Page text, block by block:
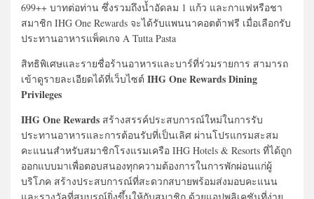
699++ บาทต่อท่าน ซึ่งรวมถึงน้ำอัดลม 1 แก้ว และกาแฟหรือชา
สมาชิก IHG One Rewards จะได้รับแพนนาคอตต้าฟรี เมื่อเลือกรับ
ประทานอาหารแพ็คเกจ A Tutta Pasta
สิทธิพิเศษและรายชื่อร้านอาหารและบาร์ที่ร่วมรายการ สามารถ
เข้าดูรายละเอียดได้ที่เว็บไซต์ IHG One Rewards Dining
Privileges
IHG One Rewards สร้างสรรค์ประสบการณ์ใหม่ในการรับ
ประทานอาหารและการต้อนรับที่เป็นเลิศ ผ่านโปรแกรมสะสม
คะแนนสำหรับสมาชิกโรงแรมเครือ IHG Hotels & Resorts ที่ได้ถูก
ออกแบบมาเพื่อตอบสนองทุกความต้องการในการพักผ่อนแก่ผู้
บริโภค สร้างประสบการณ์ที่สะดวกสบายพร้อมส่งมอบคะแนน